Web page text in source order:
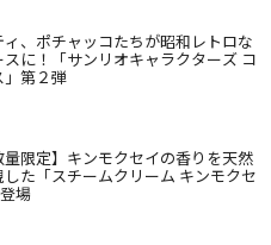
ィ、ポチャッコたちが昭和レトロな
スに！「サンリオキャラクターズ コ
」第２弾
量限定】キンモクセイの香りを天然
た「スチームクリーム キンモクセ
場